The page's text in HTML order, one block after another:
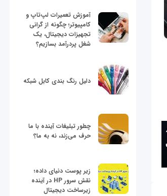
آموزش تعمیرات لپ‌تاپ و
کامپیوتر؛ چگونه از گرانی
تجهیزات دیجیتال، یک
شغل پردرآمد بسازیم؟
دلیل رنگ بندی کابل شبکه
چطور تبلیغات آینده با ما
حرف می‌زند، نه به ما؟
زیر پوست دنیای داده؛
نقش سرور HP در آینده
زیرساخت دیجیتال